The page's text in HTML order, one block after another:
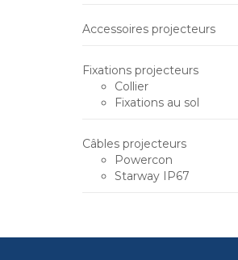
Accessoires projecteurs
Fixations projecteurs
Collier
Fixations au sol
Câbles projecteurs
Powercon
Starway IP67